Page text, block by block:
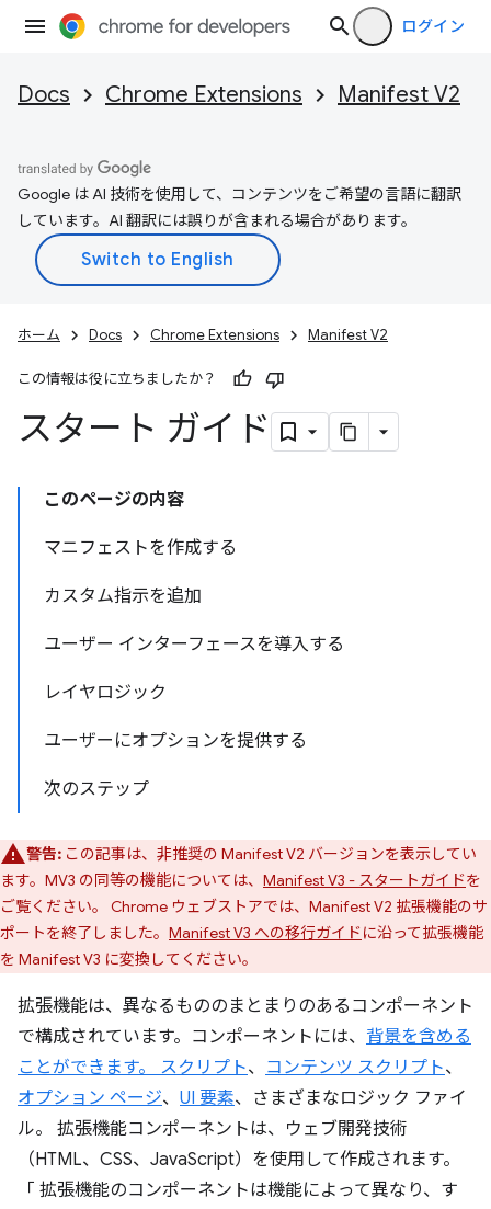
ログイン
Docs Chrome Extensions Manifest V2
Google は AI 技術を使用して、コンテンツをご希望の言語に翻訳
しています。AI 翻訳には誤りが含まれる場合があります。
ホーム Docs Chrome Extensions Manifest V2
この情報は役に立ちましたか？
スタート ガイド
このページの内容
マニフェストを作成する
カスタム指示を追加
ユーザー インターフェースを導入する
レイヤロジック
ユーザーにオプションを提供する
次のステップ
警告: この記事は、非推奨の Manifest V2 バージョンを表示してい
ます。MV3 の同等の機能については、 Manifest V3 - スタートガイドを
ご覧ください。 Chrome ウェブストアでは、Manifest V2 拡張機能のサ
ポートを終了しました。 Manifest V3 への移行ガイドに沿って拡張機能
を Manifest V3 に変換してください。
拡張機能は、異なるもののまとまりのあるコンポーネント
で構成されています。コンポーネントには、 背景を含める
ことができます。 スクリプト、 コンテンツ スクリプト、
オプション ページ、 UI 要素、さまざまなロジック ファイ
ル。 拡張機能コンポーネントは、ウェブ開発技術
（HTML、CSS、JavaScript）を使用して作成されます。
「 拡張機能のコンポーネントは機能によって異なり、す